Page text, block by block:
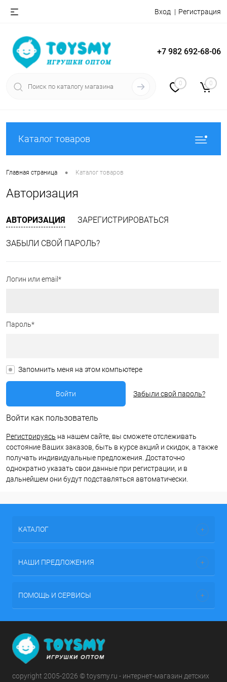
Вход Регистрация
+7 982 692-68-06
0 0
Каталог товаров
Главная страница • Каталог товаров
Авторизация
АВТОРИЗАЦИЯ ЗАРЕГИСТРИРОВАТЬСЯ
ЗАБЫЛИ СВОЙ ПАРОЛЬ?
Логин или email*
Пароль*
Запомнить меня на этом компьютере
Забыли свой пароль?
Войти как пользователь
Регистрируясь на нашем сайте, вы сможете отслеживать
состояние Ваших заказов, быть в курсе акций и скидок, а также
получать индивидуальные предложения. Достаточно
однократно указать свои данные при регистрации, и в
дальнейшем они будут подставляться автоматически.
КАТАЛОГ
НАШИ ПРЕДЛОЖЕНИЯ
ПОМОЩЬ И СЕРВИСЫ
copyright 2005-2026 © toysmy.ru - интернет-магазин детских